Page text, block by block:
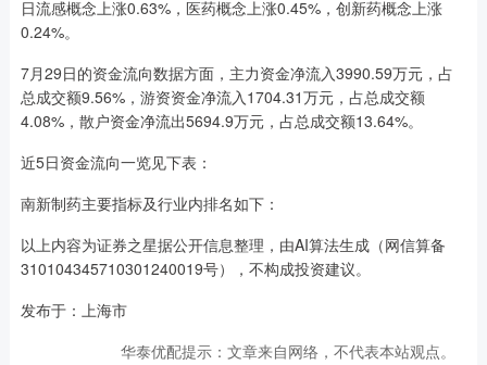
日流感概念上涨0.63%，医药概念上涨0.45%，创新药概念上涨
0.24%。
7月29日的资金流向数据方面，主力资金净流入3990.59万元，占
总成交额9.56%，游资资金净流入1704.31万元，占总成交额
4.08%，散户资金净流出5694.9万元，占总成交额13.64%。
近5日资金流向一览见下表：
南新制药主要指标及行业内排名如下：
以上内容为证券之星据公开信息整理，由AI算法生成（网信算备
310104345710301240019号），不构成投资建议。
发布于：上海市
华泰优配提示：文章来自网络，不代表本站观点。